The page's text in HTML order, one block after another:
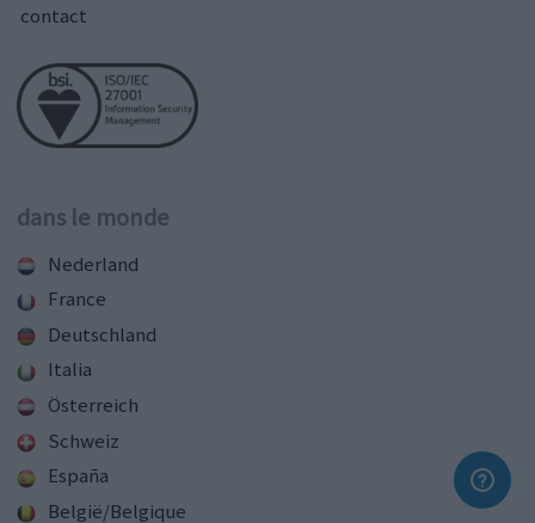
contact
dans le monde
Nederland
France
Deutschland
Italia
Österreich
Schweiz
España
België/Belgique